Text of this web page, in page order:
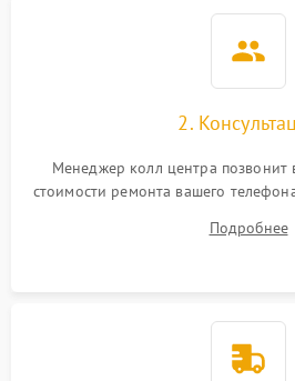
2.
Менеджер колл центра позвонит
стоимости ремонта вашего
Подробнее